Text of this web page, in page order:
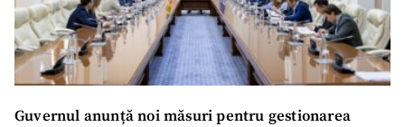
Guvernul anunță noi măsuri pentru gestionarea